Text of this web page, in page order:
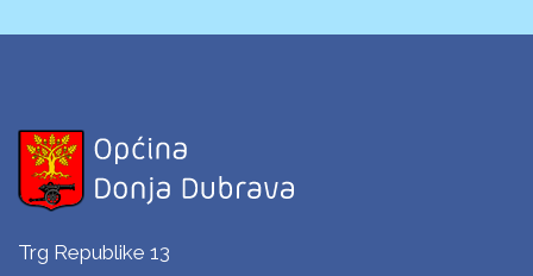
Trg Republike 13